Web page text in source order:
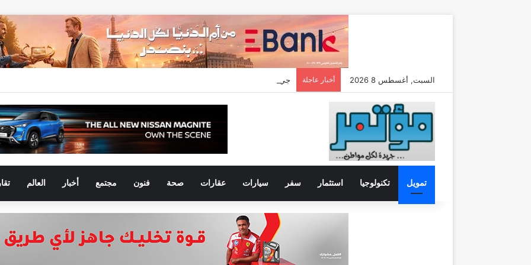
السبت, أغسطس 8 2026 أخبار عاجلة
تمويل تكنولوجيا استثمار سفر سيارات عقارات صحة فنون مجتمع أخبار العالم